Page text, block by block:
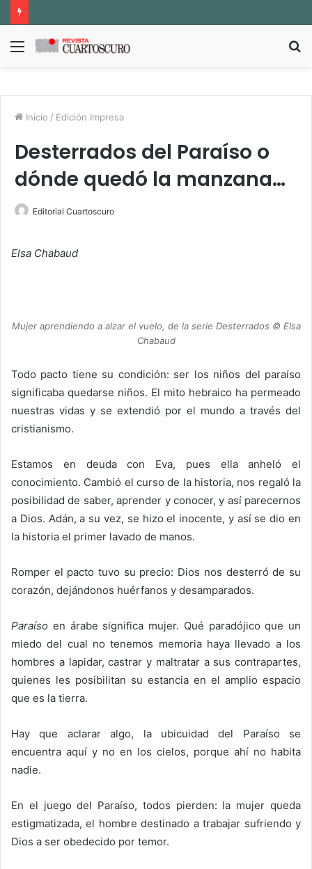
Menú
Inicio / Edición Impresa
Desterrados del Paraíso o
dónde quedó la manzana…
Editorial Cuartoscuro
Elsa Chabaud
Mujer aprendiendo a alzar el vuelo, de la serie Desterrados © Elsa
Chabaud
Todo pacto tiene su condición: ser los niños del paraíso
significaba quedarse niños. El mito hebraico ha permeado
nuestras vidas y se extendió por el mundo a través del
cristianismo.
Estamos en deuda con Eva, pues ella anheló el
conocimiento. Cambió el curso de la historia, nos regaló la
posibilidad de saber, aprender y conocer, y así parecernos
a Dios. Adán, a su vez, se hizo el inocente, y así se dio en
la historia el primer lavado de manos.
Romper el pacto tuvo su precio: Dios nos desterró de su
corazón, dejándonos huérfanos y desamparados.
Paraíso en árabe significa mujer. Qué paradójico que un
miedo del cual no tenemos memoria haya llevado a los
hombres a lapidar, castrar y maltratar a sus contrapartes,
quienes les posibilitan su estancia en el amplio espacio
que es la tierra.
Hay que aclarar algo, la ubicuidad del Paraíso se
encuentra aquí y no en los cielos, porque ahí no habita
nadie.
En el juego del Paraíso, todos pierden: la mujer queda
estigmatizada, el hombre destinado a trabajar sufriendo y
Dios a ser obedecido por temor.